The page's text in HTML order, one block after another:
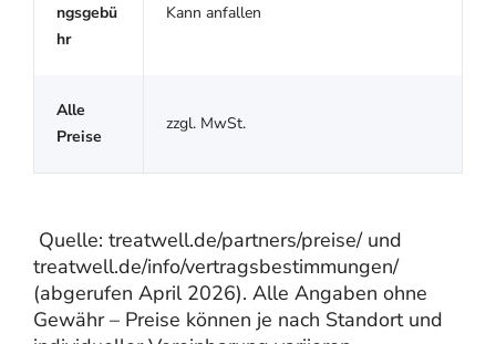
ngsgebü
hr
Kann anfallen
Alle
Preise
zzgl. MwSt.
Quelle: treatwell.de/partners/preise/ und
treatwell.de/info/vertragsbestimmungen/
(abgerufen April 2026). Alle Angaben ohne
Gewähr – Preise können je nach Standort und